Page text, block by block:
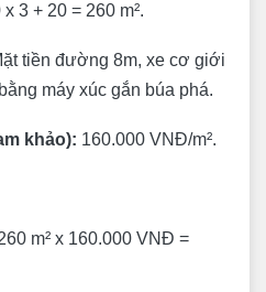
3 + 20 = 260 m².
tiền đường 8m, xe cơ giới
máy xúc gắn búa phá.
khảo): 160.000 VNĐ/m².
m² x 160.000 VNĐ =